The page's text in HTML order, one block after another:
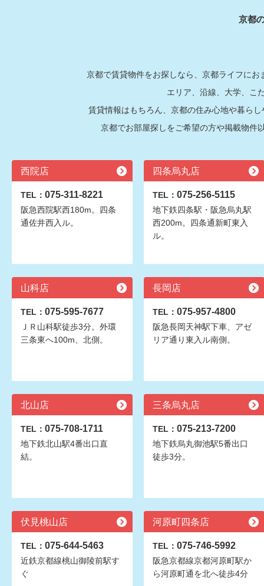
京都
京都で賃貸物件をお探しなら、京都ライフに
エリア、沿線、大学、こ
賃貸情報はもちろん、京都の住み心地や暮ら
京都でお部屋探しをご希望の方や掲載物件
西院店
TEL： 075-311-8221
阪急西院駅西180m。四条
通佐井西入ル。
四条烏丸店
TEL： 075-256-5115
地下鉄四条駅・阪急烏丸駅
西200m。四条通新町東入
ル。
山科店
TEL： 075-595-7677
ＪＲ山科駅徒歩3分。外環
三条東へ100m、北側。
長岡店
TEL： 075-957-4800
阪急長岡天神駅下車、アゼ
リア通り東入ル南側。
北山店
TEL： 075-708-1711
地下鉄北山駅4番出口直
結。
三条烏丸店
TEL： 075-213-7200
地下鉄烏丸御池駅5番出口
徒歩3分。
伏見桃山店
TEL： 075-644-5463
近鉄京都線桃山御陵前駅す
ぐ
河原町四条店
TEL： 075-746-5992
阪急京都線京都河原町駅か
ら河原町通を北へ徒歩4分